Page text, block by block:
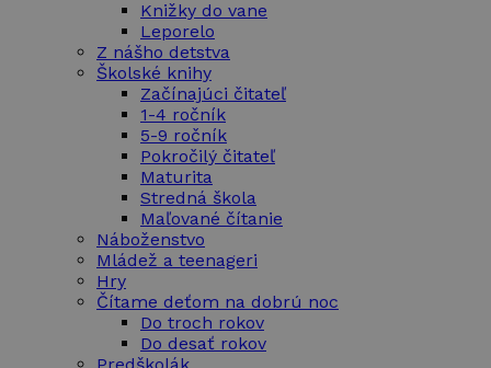
Knižky do vane
Leporelo
Z nášho detstva
Školské knihy
Začínajúci čitateľ
1-4 ročník
5-9 ročník
Pokročilý čitateľ
Maturita
Stredná škola
Maľované čítanie
Náboženstvo
Mládež a teenageri
Hry
Čítame deťom na dobrú noc
Do troch rokov
Do desať rokov